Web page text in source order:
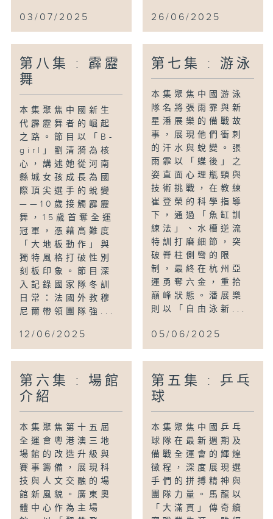
03/07/2025 26/06/2025
第八集 : 霹靂
舞
本集聚焦中國新生
代霹靂舞者的崛起
之路。節目以「B-
girl」劉清漪為核
心，講述她從河南
縣城女孩成長為國
際頂尖選手的蛻變
——10歲接觸霹靂
舞，15歲首奪全運
冠軍，憑藉高難度
「大地板動作」與
獨特風格打破性別
刻板印象。節目深
入記錄國家隊冬訓
日常：法國外教穆
尼爾帶領團隊強...
12/06/2025
第七集 : 游泳
本集聚焦中國游泳
隊名將張雨霏與新
星潘展樂的備戰故
事，展現他們衝刺
的汗水與蛻變。張
雨霏以「蝶後」之
姿直面心理瓶頸與
技術挑戰，在教練
崔登榮的科學指導
下，通過「魚缸訓
練法」、水槽逆流
特訓打磨細節，突
破脊柱側彎的限
制，最終在杭州亞
運勇奪六金，重拾
巔峰狀態。潘展樂
則以「自由泳新...
05/06/2025
第六集 : 場館
介紹
本集聚焦第十五屆
全運會粵港澳三地
場館的改造升級與
賽事籌備，展現科
技與人文交融的場
館新風貌。廣東奧
體中心作為主場
第五集 : 乒乓
球
本集聚焦中國乒乓
球隊在最新週期及
備戰全運會的輝煌
徵程，深度展現選
手們的拼搏精神與
團隊力量。馬龍以
「大滿貫」傳奇續